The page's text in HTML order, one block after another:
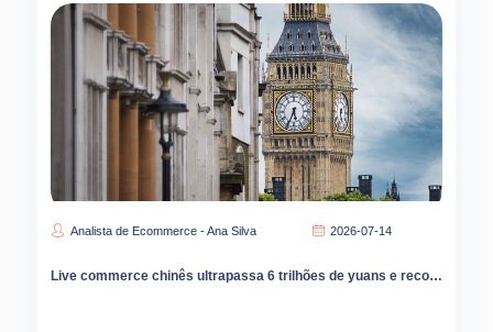
Analista de Ecommerce - Ana Silva 2026-07-14
Live commerce chinês ultrapassa 6 trilhões de yuans e reconfigura varejo